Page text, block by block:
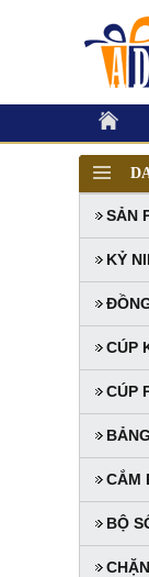
SẢN
KỶ
CÚP
CÚP
CẮM
BỘ